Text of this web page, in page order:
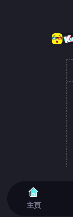
主頁